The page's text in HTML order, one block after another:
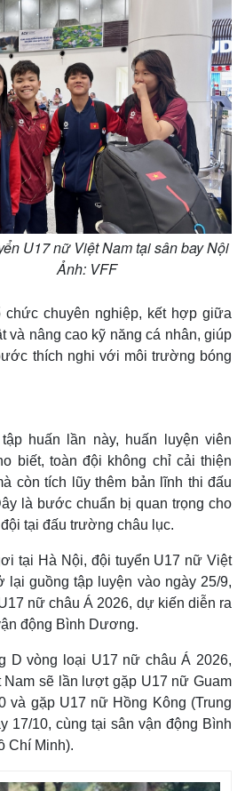
Multimedia
Video
Ảnh
Infographic
U17 nữ Việt Nam tại sân bay Nội
Ảnh: VFF
chuyên nghiệp, kết hợp giữa
và nâng cao kỹ năng cá nhân, giúp
thích nghi với môi trường bóng
huấn lần này, huấn luyện viên
biết, toàn đội không chỉ cải thiện
còn tích lũy thêm bản lĩnh thi đấu
là bước chuẩn bị quan trọng cho
tại đấu trường châu lục.
tại Hà Nội, đội tuyển U17 nữ Việt
lại guồng tập luyện vào ngày 25/9,
nữ châu Á 2026, dự kiến diễn ra
động Bình Dương.
D vòng loại U17 nữ châu Á 2026,
sẽ lần lượt gặp U17 nữ Guam
và gặp U17 nữ Hồng Kông (Trung
17/10, cùng tại sân vận động Bình
Chí Minh).